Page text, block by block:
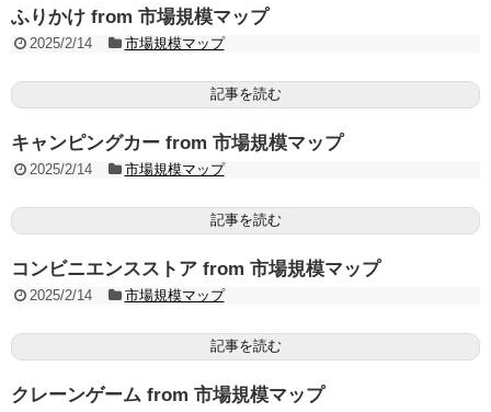
ふりかけ from 市場規模マップ
2025/2/14 市場規模マップ
記事を読む
キャンピングカー from 市場規模マップ
2025/2/14 市場規模マップ
記事を読む
コンビニエンスストア from 市場規模マップ
2025/2/14 市場規模マップ
記事を読む
クレーンゲーム from 市場規模マップ